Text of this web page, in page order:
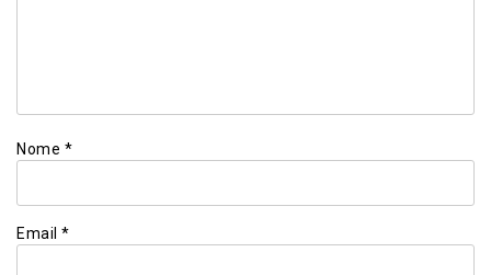
Nome *
Email *